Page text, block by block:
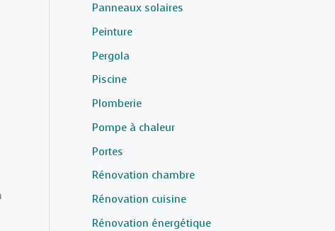
Panneaux solaires
Peinture
Pergola
Piscine
Plomberie
Pompe à chaleur
Portes
Rénovation chambre
Rénovation cuisine
Rénovation énergétique